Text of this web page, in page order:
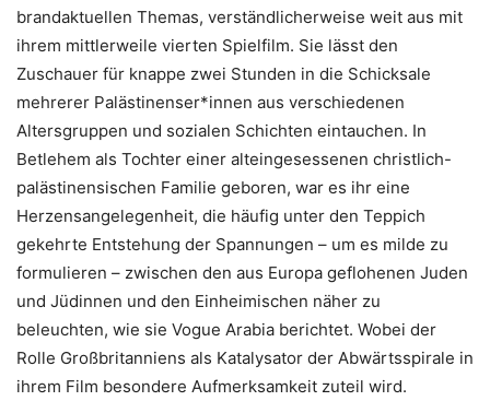
brandaktuellen Themas, verständlicherweise weit aus mit
ihrem mittlerweile vierten Spielfilm. Sie lässt den
Zuschauer für knappe zwei Stunden in die Schicksale
mehrerer Palästinenser*innen aus verschiedenen
Altersgruppen und sozialen Schichten eintauchen. In
Betlehem als Tochter einer alteingesessenen christlich-
palästinensischen Familie geboren, war es ihr eine
Herzensangelegenheit, die häufig unter den Teppich
gekehrte Entstehung der Spannungen – um es milde zu
formulieren – zwischen den aus Europa geflohenen Juden
und Jüdinnen und den Einheimischen näher zu
beleuchten, wie sie Vogue Arabia berichtet. Wobei der
Rolle Großbritanniens als Katalysator der Abwärtsspirale in
ihrem Film besondere Aufmerksamkeit zuteil wird.